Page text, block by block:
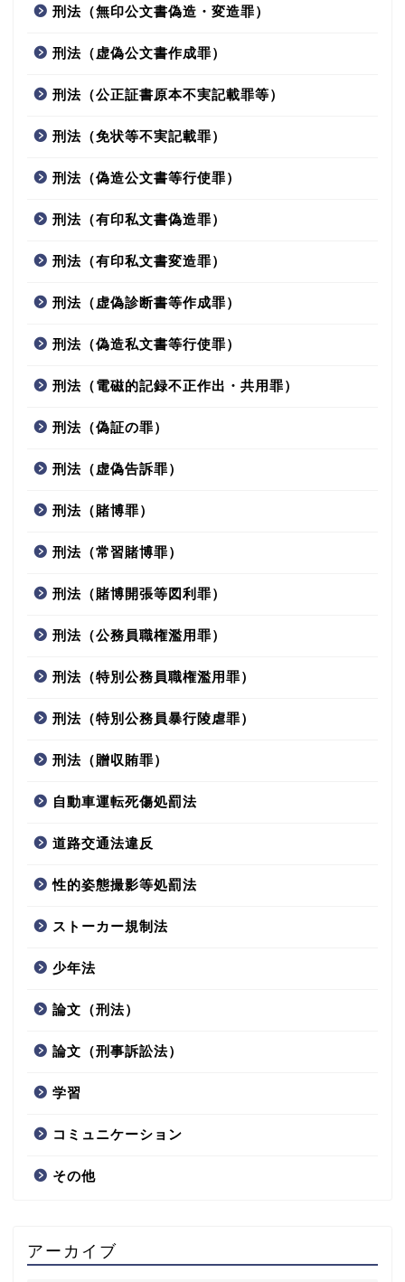
刑法（無印公文書偽造・変造罪）
刑法（虚偽公文書作成罪）
刑法（公正証書原本不実記載罪等）
刑法（免状等不実記載罪）
刑法（偽造公文書等行使罪）
刑法（有印私文書偽造罪）
刑法（有印私文書変造罪）
刑法（虚偽診断書等作成罪）
刑法（偽造私文書等行使罪）
刑法（電磁的記録不正作出・共用罪）
刑法（偽証の罪）
刑法（虚偽告訴罪）
刑法（賭博罪）
刑法（常習賭博罪）
刑法（賭博開張等図利罪）
刑法（公務員職権濫用罪）
刑法（特別公務員職権濫用罪）
刑法（特別公務員暴行陵虐罪）
刑法（贈収賄罪）
自動車運転死傷処罰法
道路交通法違反
性的姿態撮影等処罰法
ストーカー規制法
少年法
論文（刑法）
論文（刑事訴訟法）
学習
コミュニケーション
その他
アーカイブ